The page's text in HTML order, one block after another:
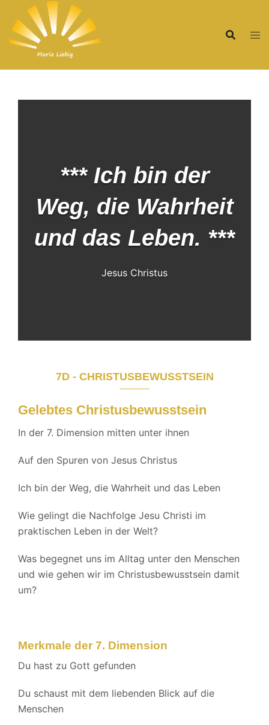
Inhalt
springen
*** Ich bin der
Weg, die Wahrheit
und das Leben. ***
Jesus Christus
7D - CHRISTUSBEWUSSTSEIN
Gelebtes Christusbewusstsein
In der 7. Dimension mitten unter ihnen
Auf den Spuren von Jesus Christus
Ich bin der Weg, die Wahrheit und das Leben
Wie gelingt die Nachfolge Jesu Christi im
praktischen Leben in der Welt?
Was begegnet uns im Alltag unter den Menschen
und wie gehen wir im Christusbewusstsein damit
um?
Merkmale der 7. Dimension
Du hast zu Gott gefunden
Du schaust mit dem liebenden Blick auf die
Menschen